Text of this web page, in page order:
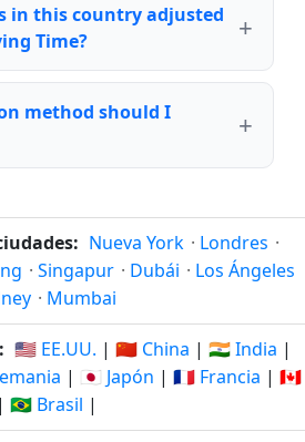
in this country adjusted
Time?
method should I
Nueva York · Londres ·
· Singapur · Dubái · Los Ángeles
· Mumbai
🇺🇸 EE.UU. | 🇨🇳 China | 🇮🇳 India |
| 🇯🇵 Japón | 🇫🇷 Francia | 🇨🇦
| 🇧🇷 Brasil |